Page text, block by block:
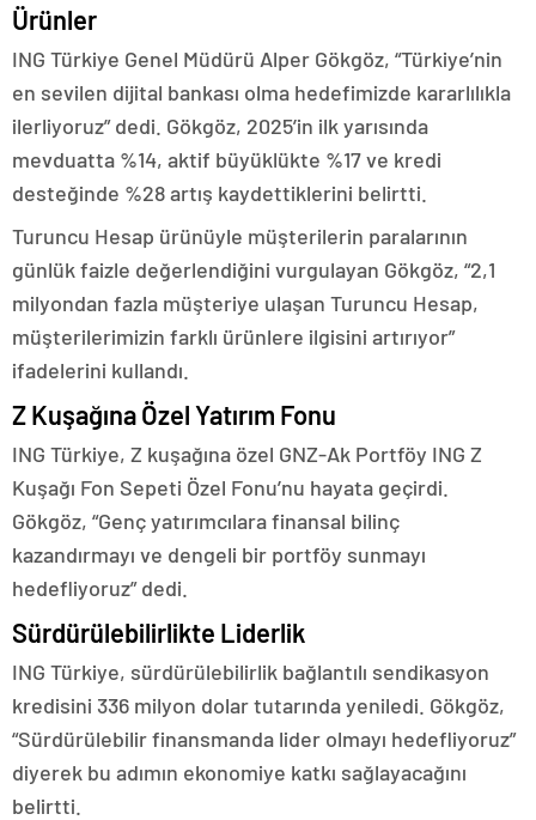
Ürünler
ING Türkiye Genel Müdürü Alper Gökgöz, “Türkiye’nin
en sevilen dijital bankası olma hedefimizde kararlılıkla
ilerliyoruz” dedi. Gökgöz, 2025’in ilk yarısında
mevduatta %14, aktif büyüklükte %17 ve kredi
desteğinde %28 artış kaydettiklerini belirtti.
Turuncu Hesap ürünüyle müşterilerin paralarının
günlük faizle değerlendiğini vurgulayan Gökgöz, “2,1
milyondan fazla müşteriye ulaşan Turuncu Hesap,
müşterilerimizin farklı ürünlere ilgisini artırıyor”
ifadelerini kullandı.
Z Kuşağına Özel Yatırım Fonu
ING Türkiye, Z kuşağına özel GNZ-Ak Portföy ING Z
Kuşağı Fon Sepeti Özel Fonu’nu hayata geçirdi.
Gökgöz, “Genç yatırımcılara finansal bilinç
kazandırmayı ve dengeli bir portföy sunmayı
hedefliyoruz” dedi.
Sürdürülebilirlikte Liderlik
ING Türkiye, sürdürülebilirlik bağlantılı sendikasyon
kredisini 336 milyon dolar tutarında yeniledi. Gökgöz,
“Sürdürülebilir finansmanda lider olmayı hedefliyoruz”
diyerek bu adımın ekonomiye katkı sağlayacağını
belirtti.